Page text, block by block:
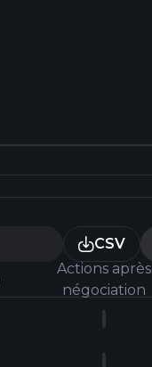
CSV
Actions après
négociation